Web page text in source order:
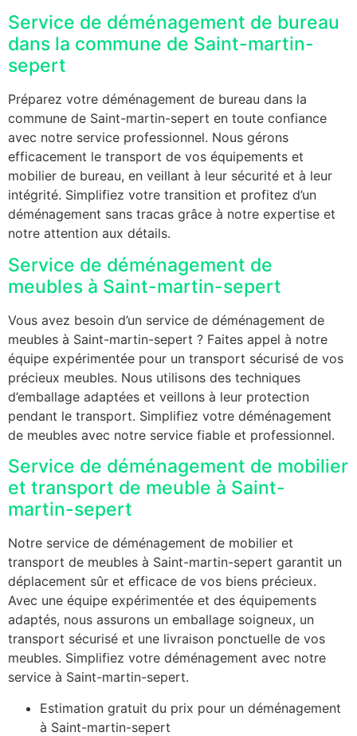
Service de déménagement de bureau
dans la commune de Saint-martin-
sepert
Préparez votre déménagement de bureau dans la
commune de Saint-martin-sepert en toute confiance
avec notre service professionnel. Nous gérons
efficacement le transport de vos équipements et
mobilier de bureau, en veillant à leur sécurité et à leur
intégrité. Simplifiez votre transition et profitez d’un
déménagement sans tracas grâce à notre expertise et
notre attention aux détails.
Service de déménagement de
meubles à Saint-martin-sepert
Vous avez besoin d’un service de déménagement de
meubles à Saint-martin-sepert ? Faites appel à notre
équipe expérimentée pour un transport sécurisé de vos
précieux meubles. Nous utilisons des techniques
d’emballage adaptées et veillons à leur protection
pendant le transport. Simplifiez votre déménagement
de meubles avec notre service fiable et professionnel.
Service de déménagement de mobilier
et transport de meuble à Saint-
martin-sepert
Notre service de déménagement de mobilier et
transport de meubles à Saint-martin-sepert garantit un
déplacement sûr et efficace de vos biens précieux.
Avec une équipe expérimentée et des équipements
adaptés, nous assurons un emballage soigneux, un
transport sécurisé et une livraison ponctuelle de vos
meubles. Simplifiez votre déménagement avec notre
service à Saint-martin-sepert.
Estimation gratuit du prix pour un déménagement
à Saint-martin-sepert